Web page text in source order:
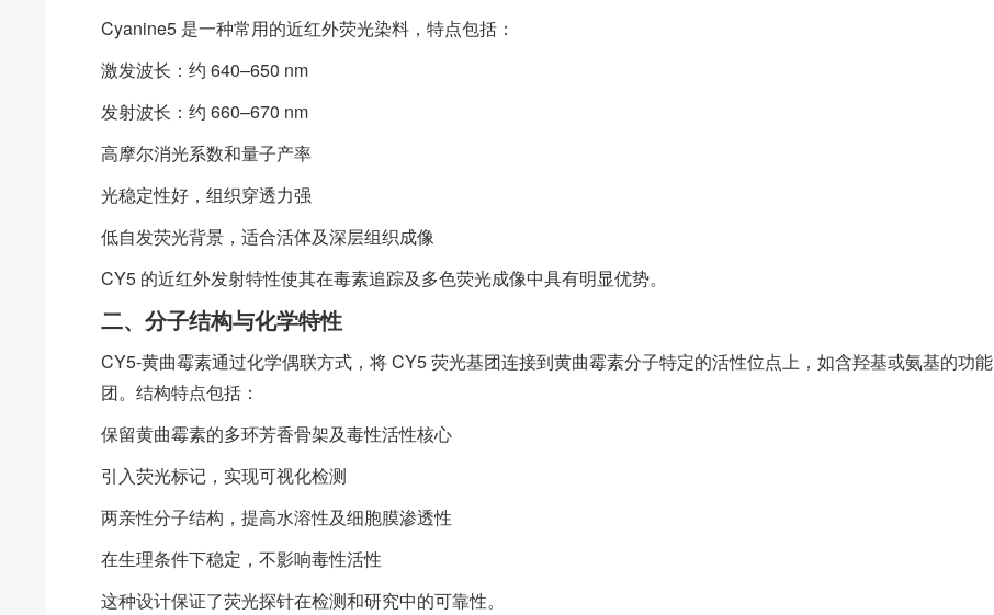
Cyanine5 是一种常用的近红外荧光染料，特点包括：
激发波长：约 640–650 nm
发射波长：约 660–670 nm
高摩尔消光系数和量子产率
光稳定性好，组织穿透力强
低自发荧光背景，适合活体及深层组织成像
CY5 的近红外发射特性使其在毒素追踪及多色荧光成像中具有明显优势。
二、分子结构与化学特性
CY5-黄曲霉素通过化学偶联方式，将 CY5 荧光基团连接到黄曲霉素分子特定的活性位点上，如含羟基或氨基的功能
团。结构特点包括：
保留黄曲霉素的多环芳香骨架及毒性活性核心
引入荧光标记，实现可视化检测
两亲性分子结构，提高水溶性及细胞膜渗透性
在生理条件下稳定，不影响毒性活性
这种设计保证了荧光探针在检测和研究中的可靠性。